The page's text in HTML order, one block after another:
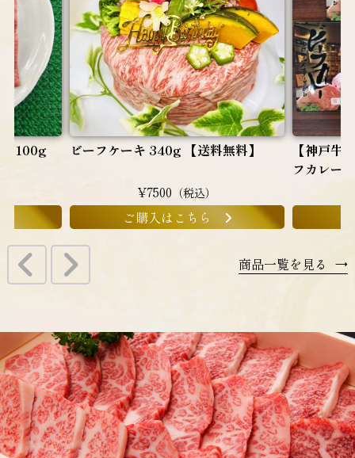
100g ビーフケーキ 340g 【送料無料】
¥7500 （税込）
ご購入はこちら
【神戸牛
フカレー
商品一覧を見る →